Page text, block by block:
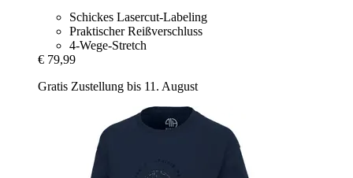
Schickes Lasercut-Labeling
Praktischer Reißverschluss
4-Wege-Stretch
€ 79,99
Gratis Zustellung bis 11. August